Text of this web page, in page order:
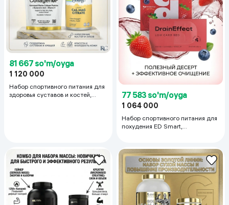
81 667 so'm/oyga
1 120 000
Набор спортивного питания для
здоровья суставов и костей,
77 583 so'm/oyga
1 064 000
Набор спортивного питания для
похудения ED Smart,